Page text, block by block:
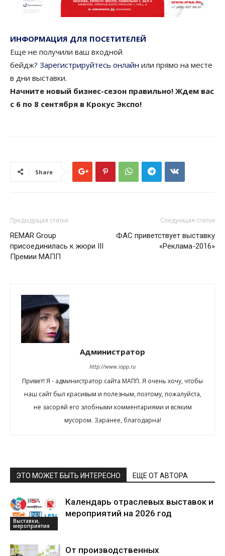
ИНФОРМАЦИЯ ДЛЯ ПОСЕТИТЕЛЕЙ
Еще не получили ваш входной
бейдж? Зарегистрируйтесь онлайн или прямо на месте
в дни выставки.
Начните новый бизнес-сезон правильно! Ждем вас
с 6 по 8 сентября в Крокус Экспо!
Share
Предыдущая статья
REMAR Group
присоединилась к жюри III
Премии МАПП
Следующая статья
ФАС приветствует выставку
«Реклама-2016»
Администратор
http://www.iapp.ru
Привет! Я - администратор сайта МАПП. Я очень хочу, чтобы
наш сайт был красивым и полезным, поэтому, пожалуйста,
не засоряй его злобными комментариями и всяким
мусором. Заранее, благодарна!
ЭТО МОЖЕТ БЫТЬ ИНТЕРЕСНО ЕЩЕ ОТ АВТОРА
Выставки,
мероприятия
Календарь отраслевых выставок и
мероприятий на 2026 год
От производственных